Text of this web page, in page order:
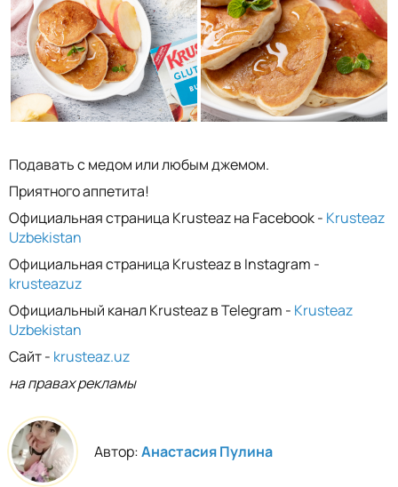
Подавать с медом или любым джемом.
Приятного аппетита!
Официальная страница Krusteaz на Facebook - Krusteaz
Uzbekistan
Официальная страница Krusteaz в Instagram -
krusteazuz
Официальный канал Krusteaz в Telegram - Krusteaz
Uzbekistan
Сайт - krusteaz.uz
на правах рекламы
Автор:Анастасия Пулина